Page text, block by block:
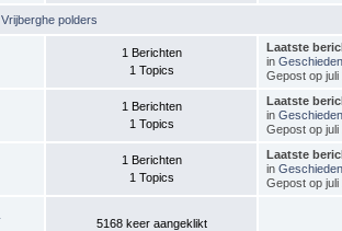
Vrijberghe polders
1 Berichten
1 Topics
Laatste
in
Gepost op
1 Berichten
1 Topics
Laatste
in
Gepost op
1 Berichten
1 Topics
Laatste
in
Gepost op
5168 keer aangeklikt